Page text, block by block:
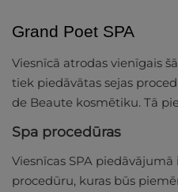
Grand Poet SPA
Viesnīcā atrodas vienīgais
tiek piedāvātas sejas
de Beaute kosmētiku. Tā
Spa procedūras
Viesnīcas SPA
procedūru, kuras būs